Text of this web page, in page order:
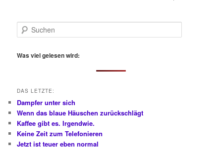
u
h
Was viel gelesen wird:
DAS LETZTE:
Dampfer unter sich
Wenn das blaue Häuschen zurückschlägt
Kaffee gibt es. Irgendwie.
Keine Zeit zum Telefonieren
Jetzt ist teuer eben normal